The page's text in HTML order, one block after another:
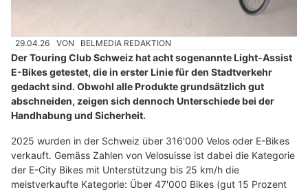
29.04.26 VON BELMEDIA REDAKTION
Der Touring Club Schweiz hat acht sogenannte Light-Assist
E-Bikes getestet, die in erster Linie für den Stadtverkehr
gedacht sind. Obwohl alle Produkte grundsätzlich gut
abschneiden, zeigen sich dennoch Unterschiede bei der
Handhabung und Sicherheit.
2025 wurden in der Schweiz über 316'000 Velos oder E-Bikes
verkauft. Gemäss Zahlen von Velosuisse ist dabei die Kategorie
der E-City Bikes mit Unterstützung bis 25 km/h die
meistverkaufte Kategorie: Über 47'000 Bikes (gut 15 Prozent